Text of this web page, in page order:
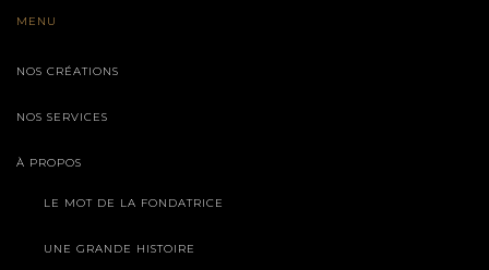
MENU
NOS CRÉATIONS
NOS SERVICES
À PROPOS
LE MOT DE LA FONDATRICE
UNE GRANDE HISTOIRE